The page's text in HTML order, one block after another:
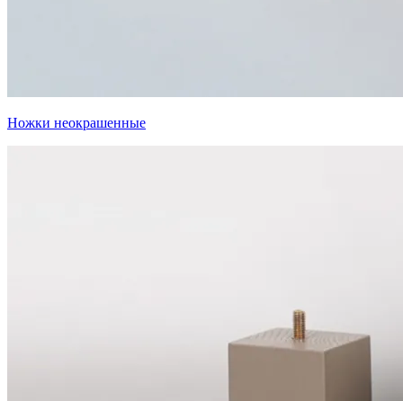
Ножки неокрашенные